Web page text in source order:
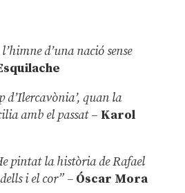
l’himne d’una nació sense
d’Ilercavònia’, quan la
amb el passat– Karol
pintat la història de Rafael
i el cor” –Óscar Mora